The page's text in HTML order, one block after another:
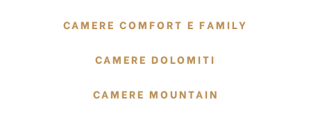
CAMERE COMFORT E FAMILY
CAMERE DOLOMITI
CAMERE MOUNTAIN